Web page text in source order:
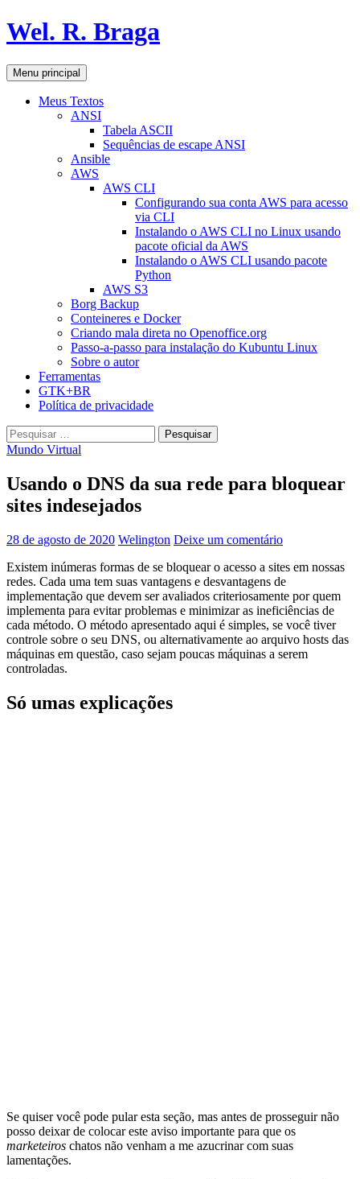
Pular
para
conteúdo
Wel. R. Braga
Pesquisar
Menu principal
Meus Textos
ANSI
Tabela ASCII
Sequências de escape ANSI
Ansible
AWS
AWS CLI
Configurando sua conta AWS para acesso
via CLI
Instalando o AWS CLI no Linux usando
pacote oficial da AWS
Instalando o AWS CLI usando pacote
Python
AWS S3
Borg Backup
Conteineres e Docker
Criando mala direta no Openoffice.org
Passo-a-passo para instalação do Kubuntu Linux
Sobre o autor
Ferramentas
GTK+BR
Política de privacidade
Pesquisar
por:
Mundo Virtual
Usando o DNS da sua rede para bloquear
sites indesejados
28 de agosto de 2020 Welington Deixe um comentário
Existem inúmeras formas de se bloquear o acesso a sites em nossas
redes. Cada uma tem suas vantagens e desvantagens de
implementação que devem ser avaliados criteriosamente por quem
implementa para evitar problemas e minimizar as ineficiências de
cada método. O método apresentado aqui é simples, se você tiver
controle sobre o seu DNS, ou alternativamente ao arquivo hosts das
máquinas em questão, caso sejam poucas máquinas a serem
controladas.
Só umas explicações
Se quiser você pode pular esta seção, mas antes de prosseguir não
posso deixar de colocar este aviso importante para que os
marketeiros chatos não venham a me azucrinar com suas
lamentações.